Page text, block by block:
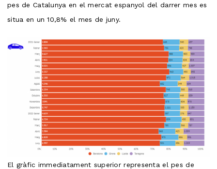
pes de Catalunya en el mercat espanyol del darrer mes es
situa en un 10,8% el mes de juny.
El gràfic immediatament superior representa el pes de